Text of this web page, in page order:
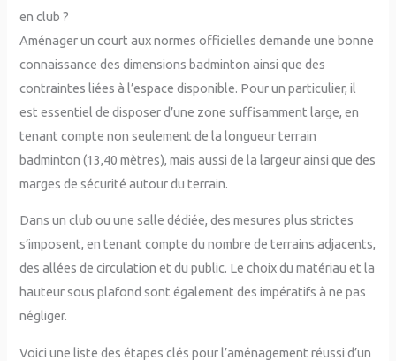
en club ?
Aménager un court aux normes officielles demande une bonne
connaissance des dimensions badminton ainsi que des
contraintes liées à l’espace disponible. Pour un particulier, il
est essentiel de disposer d’une zone suffisamment large, en
tenant compte non seulement de la longueur terrain
badminton (13,40 mètres), mais aussi de la largeur ainsi que des
marges de sécurité autour du terrain.
Dans un club ou une salle dédiée, des mesures plus strictes
s’imposent, en tenant compte du nombre de terrains adjacents,
des allées de circulation et du public. Le choix du matériau et la
hauteur sous plafond sont également des impératifs à ne pas
négliger.
Voici une liste des étapes clés pour l’aménagement réussi d’un